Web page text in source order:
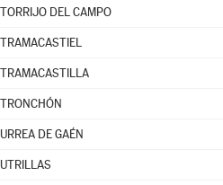
TORRIJO DEL CAMPO
TRAMACASTIEL
TRAMACASTILLA
TRONCHÓN
URREA DE GAÉN
UTRILLAS